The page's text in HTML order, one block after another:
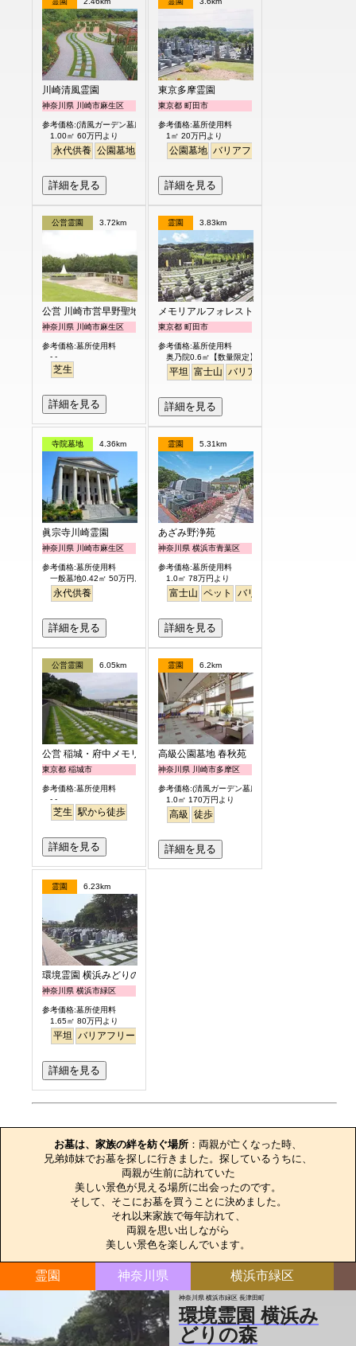
川崎清風霊園
神奈川県 川崎市麻生区
参考価格:(清風ガーデン墓所)
1.00㎡ 60万円より
永代供養 公園墓地 駅から徒歩
詳細を見る
東京多摩霊園
東京都 町田市
参考価格:墓所使用料
1㎡ 20万円より
公園墓地 バリアフリー
詳細を見る
公営霊園 3.72km
公営 川崎市営早野聖地公園
神奈川県 川崎市麻生区
参考価格:墓所使用料
- -
芝生
詳細を見る
霊園 3.83km
メモリアルフォレスト多摩
東京都 町田市
参考価格:墓所使用料
奥乃院0.6㎡【数量限定】 24万円より
平坦 富士山 バリアフリー
詳細を見る
寺院墓地 4.36km
眞宗寺川崎霊園
神奈川県 川崎市麻生区
参考価格:墓所使用料
一般墓地0.42㎡ 50万円より
永代供養
詳細を見る
霊園 5.31km
あざみ野浄苑
神奈川県 横浜市青葉区
参考価格:墓所使用料
1.0㎡ 78万円より
富士山 ペット バリアフリー
詳細を見る
公営霊園 6.05km
公営 稲城・府中メモリアルパーク
東京都 稲城市
参考価格:墓所使用料
- -
芝生 駅から徒歩
詳細を見る
霊園 6.2km
高級公園墓地 春秋苑
神奈川県 川崎市多摩区
参考価格:(清風ガーデン墓所)
1.0㎡ 170万円より
高級 徒歩
詳細を見る
霊園 6.23km
環境霊園 横浜みどりの森
神奈川県 横浜市緑区
参考価格:墓所使用料
1.65㎡ 80万円より
平坦 バリアフリー
詳細を見る
お墓は、家族の絆を紡ぐ場所 ：両親が亡くなった時、
兄弟姉妹でお墓を探しに行きました。探しているうちに、
両親が生前に訪れていた
美しい景色が見える場所に出会ったのです。
そして、そこにお墓を買うことに決めました。
それ以来家族で毎年訪れて、
両親を思い出しながら
美しい景色を楽しんでいます。
霊園 神奈川県 横浜市緑区
神奈川県 横浜市緑区 長津田町
環境霊園 横浜み
どりの森